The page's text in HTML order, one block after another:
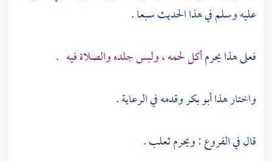
عليه وسلم في هذا الحديث سبعا .
فعلى هذا يحرمأكل لحمه ، ولبس جلده والصلاة فيه .
واختار هذاأبو بكروقدمه في الرعاية .
قال في الفروع : ويحرم ثعلب .